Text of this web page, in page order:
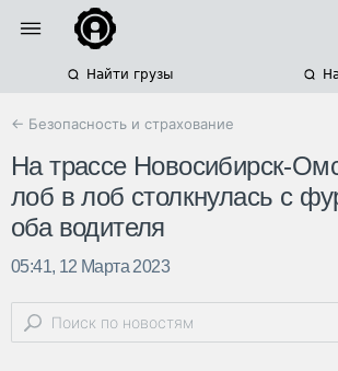
Найти грузы
← Безопасность и страхование
На трассе Новосибирск-
лоб в лоб столкнулась с
оба водителя
05:41, 12 Марта 2023